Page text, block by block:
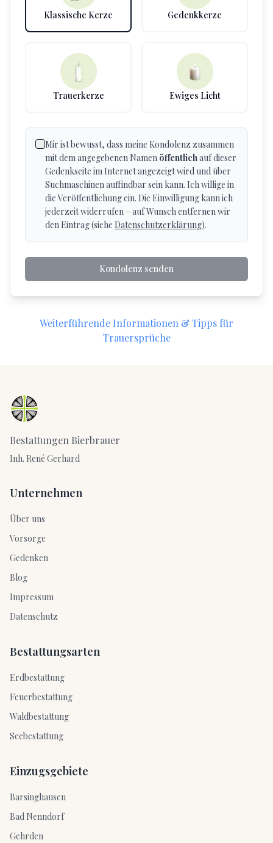
Klassische Kerze Gedenkkerze
Trauerkerze Ewiges Licht
Mir ist bewusst, dass meine Kondolenz zusammen
mit dem angegebenen Namen öffentlichauf dieser
Gedenkseite im Internet angezeigt wird und über
Suchmaschinen auffindbar sein kann. Ich willige in
die Veröffentlichung ein. Die Einwilligung kann ich
jederzeit widerrufen – auf Wunsch entfernen wir
den Eintrag (siehe Datenschutzerklärung).
Kondolenz senden
Weiterführende Informationen & Tipps für
Trauersprüche
Bestattungen Bierbrauer
Inh. René Gerhard
Unternehmen
Über uns
Vorsorge
Gedenken
Blog
Impressum
Datenschutz
Bestattungsarten
Erdbestattung
Feuerbestattung
Waldbestattung
Seebestattung
Einzugsgebiete
Barsinghausen
Bad Nenndorf
Gehrden